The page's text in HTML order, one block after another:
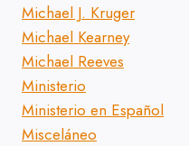
Michael J. Kruger
Michael Kearney
Michael Reeves
Ministerio
Ministerio en Español
Misceláneo